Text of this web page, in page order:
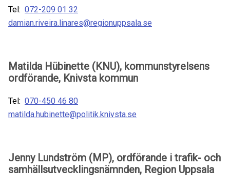
Tel: 072-209 01 32
damian.riveira.linares@regionuppsala.se
Matilda Hübinette (KNU), kommunstyrelsens
ordförande, Knivsta kommun
Tel: 070-450 46 80
matilda.hubinette@politik.knivsta.se
Jenny Lundström (MP), ordförande i trafik- och
samhällsutvecklingsnämnden, Region Uppsala